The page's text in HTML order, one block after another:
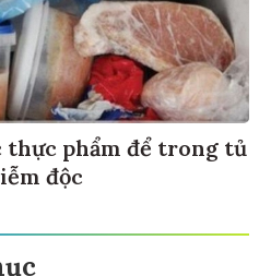
phẩm để trong tủ
độc